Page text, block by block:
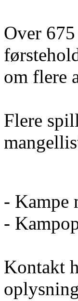
Over
om flere
Flere
- Kampe
-
Kontakt